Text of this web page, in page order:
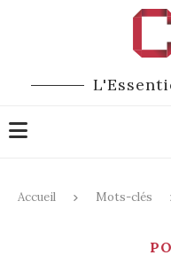
Accueil Mots-clés